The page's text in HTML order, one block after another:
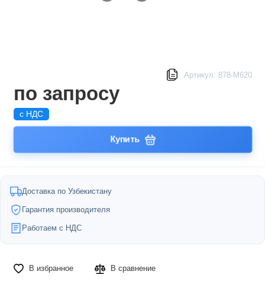
Артикул: 878-M620
по запросу
с НДС
Купить
Доставка по Узбекистану
Гарантия производителя
Работаем с НДС
В избранное В сравнение